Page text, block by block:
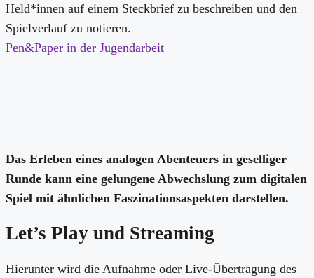
Held*innen auf einem Steckbrief zu beschreiben und den
Spielverlauf zu notieren.
Pen&Paper in der Jugendarbeit
Das Erleben eines analogen Abenteuers in geselliger
Runde kann eine gelungene Abwechslung zum digitalen
Spiel mit ähnlichen Faszinationsaspekten darstellen.
Let’s Play und Streaming
Hierunter wird die Aufnahme oder Live-Übertragung des